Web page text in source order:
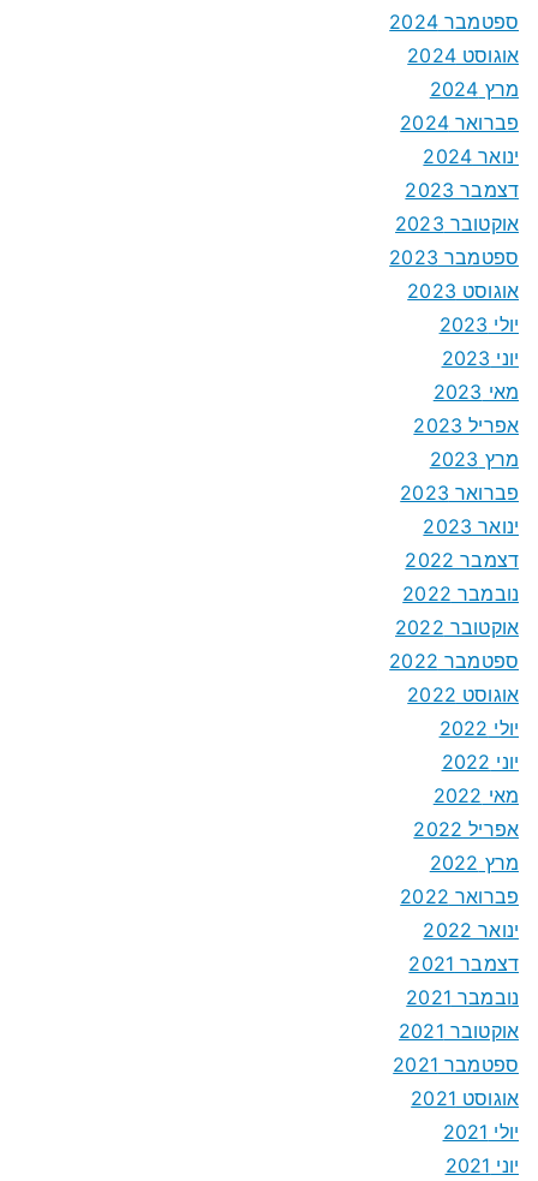
ספטמבר 2024
אוגוסט 2024
מרץ 2024
פברואר 2024
ינואר 2024
דצמבר 2023
אוקטובר 2023
ספטמבר 2023
אוגוסט 2023
יולי 2023
יוני 2023
מאי 2023
אפריל 2023
מרץ 2023
פברואר 2023
ינואר 2023
דצמבר 2022
נובמבר 2022
אוקטובר 2022
ספטמבר 2022
אוגוסט 2022
יולי 2022
יוני 2022
מאי 2022
אפריל 2022
מרץ 2022
פברואר 2022
ינואר 2022
דצמבר 2021
נובמבר 2021
אוקטובר 2021
ספטמבר 2021
אוגוסט 2021
יולי 2021
יוני 2021